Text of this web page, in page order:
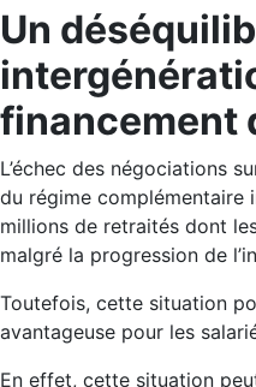
Un
financement
L’échec des négociations
du régime complémentaire
millions de retraités dont
malgré la progression de
Toutefois, cette situation
avantageuse pour les
En effet, cette situation